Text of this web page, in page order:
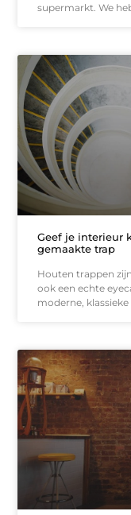
supermarkt. We
Geef je interieur
gemaakte trap
Houten trappen
ook een echte
moderne,